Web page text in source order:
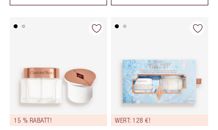
15 % RABATT! WERT: 128 €!